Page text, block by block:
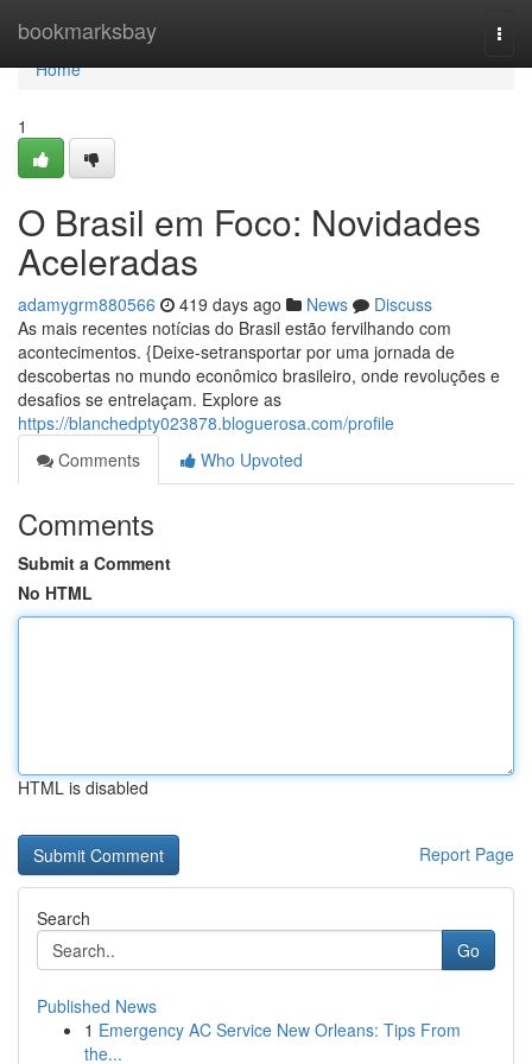
bookmarksbay
Home
Home
1
O Brasil em Foco: Novidades
Aceleradas
adamygrm880566 419 days ago News
Discuss
As mais recentes notícias do Brasil estão fervilhando com
acontecimentos. {Deixe-setransportar por uma jornada de
descobertas no mundo econômico brasileiro, onde revoluções e
desafios se entrelaçam. Explore as
https://blanchedpty023878.bloguerosa.com/profile
Comments
Who Upvoted
Comments
Submit a Comment
No HTML
HTML is disabled
Report Page
Search
Go
Published News
1 Emergency AC Service New Orleans: Tips From
the...